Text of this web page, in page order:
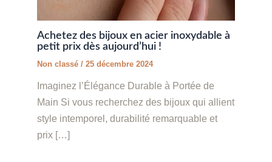
Achetez des bijoux en acier inoxydable à
petit prix dès aujourd’hui !
Non classé /25 décembre 2024
Imaginez l’Élégance Durable à Portée de
Main Si vous recherchez des bijoux qui allient
style intemporel, durabilité remarquable et
prix […]